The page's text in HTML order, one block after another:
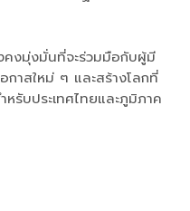
คงมุ่งมั่นที่จะร่วมมือกับผู้มี
กาสใหม่ ๆ และสร้างโลกที่
รับประเทศไทยและภูมิภาค